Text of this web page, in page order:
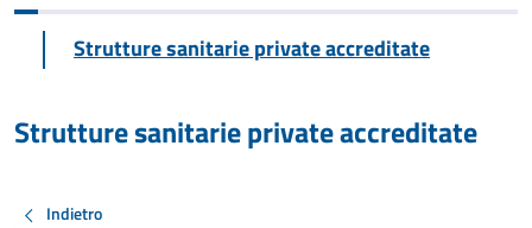
Strutture sanitarie private accreditate
Strutture sanitarie private accreditate
Indietro